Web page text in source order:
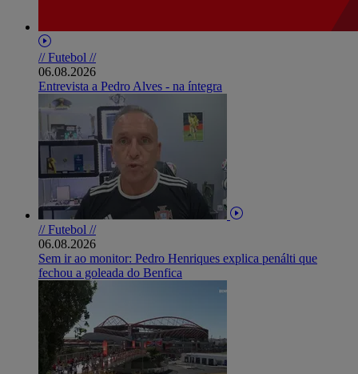
// Futebol //
06.08.2026
Entrevista a Pedro Alves - na íntegra
// Futebol //
06.08.2026
Sem ir ao monitor: Pedro Henriques explica penálti que
fechou a goleada do Benfica